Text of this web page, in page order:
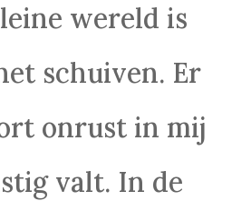
wereld is
schuiven. Er
onrust in mij
valt. In de